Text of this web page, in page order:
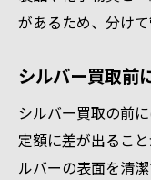
個別保管
密閉ケー
ニック
シルバー
方法
があるため、分け
シルバー買取前
シルバー買取の前
定額に差が出るこ
ルバーの表面を清